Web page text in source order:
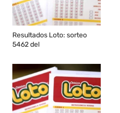
Resultados Loto: sorteo
5462 del